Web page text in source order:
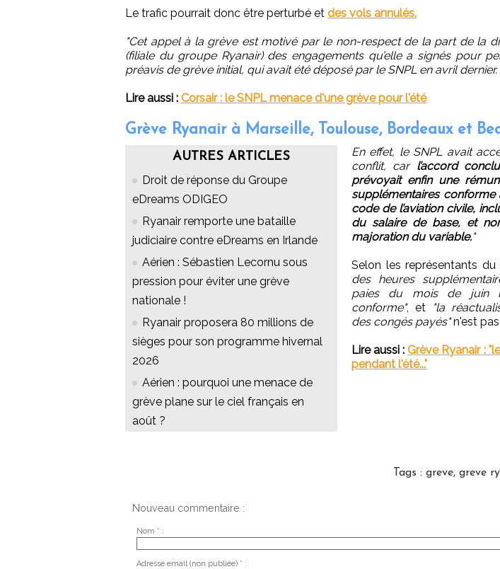
Le trafic pourrait donc être perturbé et des vols annulés.
"Cet appel à la grève est motivé par le non-respect de la part de la
(filiale du groupe Ryanair) des engagements qu’elle a signés pour
préavis de grève initial, qui avait été déposé par le SNPL en avril dernier.
Lire aussi : Corsair : le SNPL menace d'une grève pour l'été
Grève Ryanair à Marseille, Toulouse, Bordeaux et
AUTRES ARTICLES
Droit de réponse du Groupe
eDreams ODIGEO
Ryanair remporte une bataille
judiciaire contre eDreams en Irlande
Aérien : Sébastien Lecornu sous
pression pour éviter une grève
nationale !
Ryanair proposera 80 millions de
sièges pour son programme hivernal
2026
Aérien : pourquoi une menace de
grève plane sur le ciel français en
août ?
En effet, le SNPL avait
conflit, carl’accord
prévoyait enfin une
supplémentaires conforme
code de l’aviation civile,
du salaire de base, et
majoration du variable."
Selon les représentants du
des heures
paies du mois de juin
conforme", et
"la
des congés payés"n'est
Lire aussi :Grève Ryanair :
pendant l'été..."
Tags : greve, greve
Nouveau commentaire :
Nom * :
Adresse email (non publiée) * :